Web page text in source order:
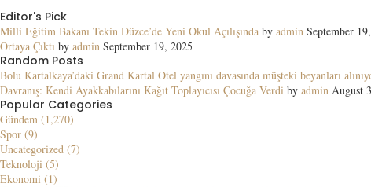
Editor's Pick
Milli Eğitim Bakanı Tekin Düzce’de Yeni Okul Açılışında by admin September
Ortaya Çıktı by admin September 19, 2025
Random Posts
Bolu Kartalkaya’daki Grand Kartal Otel yangını davasında müşteki beyanları
Davranış: Kendi Ayakkabılarını Kağıt Toplayıcısı Çocuğa Verdi by admin August
Popular Categories
Gündem (1,270)
Spor (9)
Uncategorized (7)
Teknoloji (5)
Ekonomi (1)